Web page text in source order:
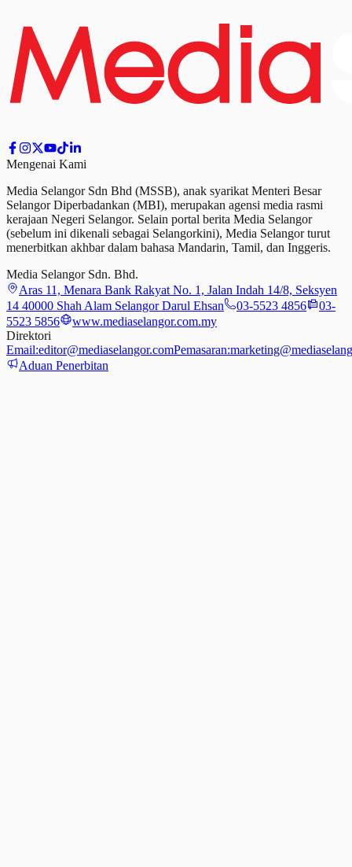
Mengenai Kami
Media Selangor Sdn Bhd (MSSB), anak syarikat Menteri Besar
Selangor Diperbadankan (MBI), merupakan agensi media rasmi
kerajaan Negeri Selangor. Selain portal berita Media Selangor
(sebelum ini dikenali sebagai Selangorkini), Media Selangor turut
menerbitkan akhbar dalam bahasa Mandarin, Tamil, dan Inggeris.
Media Selangor Sdn. Bhd.
Aras 11, Menara Bank Rakyat No. 1, Jalan Indah 14/8, Seksyen
14 40000 Shah Alam Selangor Darul Ehsan
03-5523 4856
03-
5523 5856
www.mediaselangor.com.my
Direktori
Email:editor@mediaselangor.comPemasaran:
Aduan Penerbitan